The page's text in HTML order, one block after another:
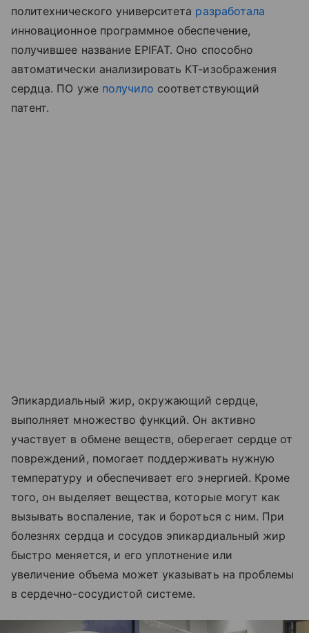
политехнического университета разработала
инновационное программное обеспечение,
получившее название EPIFAT. Оно способно
автоматически анализировать КТ-изображения
сердца. ПО уже получило соответствующий
патент.
Эпикардиальный жир, окружающий сердце,
выполняет множество функций. Он активно
участвует в обмене веществ, оберегает сердце от
повреждений, помогает поддерживать нужную
температуру и обеспечивает его энергией. Кроме
того, он выделяет вещества, которые могут как
вызывать воспаление, так и бороться с ним. При
болезнях сердца и сосудов эпикардиальный жир
быстро меняется, и его уплотнение или
увеличение объема может указывать на проблемы
в сердечно-сосудистой системе.